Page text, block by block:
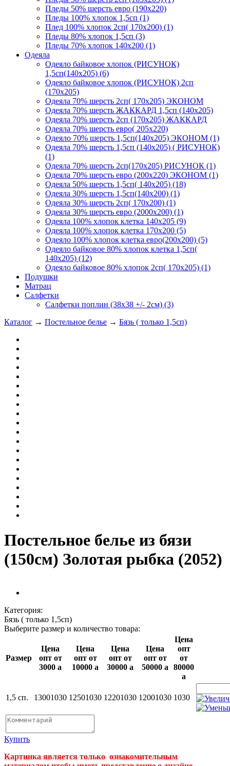
Пледы 50% шерсть евро (190х220)
Пледы 100% хлопок 1,5сп (1)
Плед 100% хлопок 2сп( 170х200) (1)
Пледы 80% хлопок 1,5сп (3)
Пледы 70% хлопок 140х200 (1)
Одеяла
Одеяло байковое хлопок (РИСУНОК)
1,5сп(140х205) (6)
Одеяло байковое хлопок (РИСУНОК) 2сп
(170х205)
Одеяла 70% шерсть 2сп( 170х205) ЭКОНОМ
Одеяла 70% шерсть ЖАККАРД 1,5сп (140х205)
Одеяла 70% шерсть 2сп (170х205) ЖАККАРД
Одеяла 70% шерсть евро( 205х220)
Одеяло 70% шерсть 1,5сп(140х205) ЭКОНОМ (1)
Одеяла 70% шерсть 1,5сп (140х205) ( РИСУНОК)
(1)
Одеяла 70% шерсть 2сп(170х205) РИСУНОК (1)
Одеяла 70% шерсть евро (200х220) ЭКОНОМ (1)
Одеяла 50% шерсть 1,5сп( 140х205) (18)
Одеяла 30% шерсть 1,5сп(140х200) (1)
Одеяла 30% шерсть 2сп( 170х200) (1)
Одеяла 30% шерсть евро (2000х200) (1)
Одеяла 100% хлопок клетка 140х205 (9)
Одеяла 100% хлопок клетка 170х200 (5)
Одеяло 100% хлопок клетка евро(200х200) (5)
Одеяло байковое 80% хлопок клетка 1,5сп(
140х205) (12)
Одеяло байковое 80% хлопок 2сп( 170х205) (1)
Подушки
Матрац
Салфетки
Салфетки поплин (38х38 +/- 2см) (3)
Каталог → Постельное белье → Бязь ( только 1,5сп)
Постельное белье из бязи
(150см) Золотая рыбка (2052)
Категория:
Бязь ( только 1,5сп)
Выберите размер и количество товара:
Размер
Цена
опт от
3000 a
Цена
опт от
10000 a
Цена
опт от
30000 a
Цена
опт от
50000 a
Цена
опт
от
80000
a
1,5 сп. 13001030 12501030 12201030 12001030 1030
Купить
Картинка является только ознакомительным